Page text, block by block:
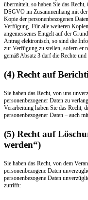
übermittelt, so haben Sie das
DSGVO im Zusammenhang mit
Kopie der personenbezogenen
Verfügung. Für alle weiteren
angemessenes Entgelt auf der
Antrag elektronisch, so sind die
zur Verfügung zu stellen, sofern er
gemäß Absatz 3 darf die Rechte
(4) Recht auf
Sie haben das Recht, von uns
personenbezogener Daten zu
Verarbeitung haben Sie das Recht,
personenbezogener Daten – auch
(5) Recht auf
werden“)
Sie haben das Recht, von dem
personenbezogene Daten
personenbezogene Daten
zutrifft: